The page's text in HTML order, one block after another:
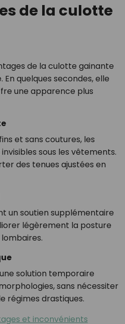
de la culotte
de la culotte gainante
quelques secondes, elle
une apparence plus
et sans coutures, les
sous les vêtements.
des tenues ajustées en
un soutien supplémentaire
légèrement la posture
solution temporaire
sans nécessiter
régimes drastiques.
et inconvénients